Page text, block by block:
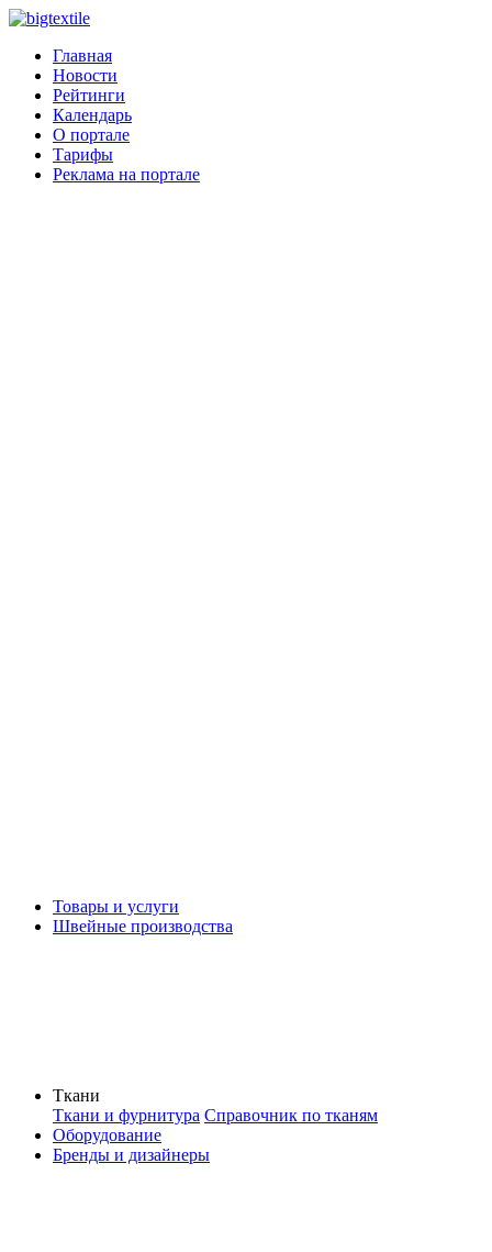
Главная
Новости
Рейтинги
Календарь
О портале
Тарифы
Реклама на портале
Товары и услуги
Швейные производства
Ткани
Ткани и фурнитура Справочник по тканям
Оборудование
Бренды и дизайнеры